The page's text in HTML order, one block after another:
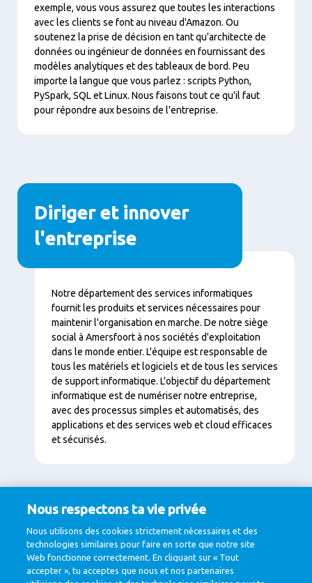
exemple, vous vous assurez que toutes les interactions
avec les clients se font au niveau d'Amazon. Ou
soutenez la prise de décision en tant qu'architecte de
données ou ingénieur de données en fournissant des
modèles analytiques et des tableaux de bord. Peu
importe la langue que vous parlez : scripts Python,
PySpark, SQL et Linux. Nous faisons tout ce qu'il faut
pour répondre aux besoins de l'entreprise.
Diriger et innover
l'entreprise
Contenu
Notre département des services informatiques
fournit les produits et services nécessaires pour
maintenir l'organisation en marche. De notre siège
social à Amersfoort à nos sociétés d'exploitation
dans le monde entier. L'équipe est responsable de
tous les matériels et logiciels et de tous les services
de support informatique. L'objectif du département
informatique est de numériser notre entreprise,
avec des processus simples et automatisés, des
applications et des services web et cloud efficaces
et sécurisés.
Trouvez votre
discipline
Nous respectons ta vie privée
Nous utilisons des cookies strictement nécessaires et des
technologies similaires pour faire en sorte que notre site
Web fonctionne correctement. En cliquant sur « Tout
accepter », tu acceptes que nous et nos partenaires